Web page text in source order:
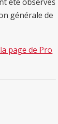
générale de
page de Pro